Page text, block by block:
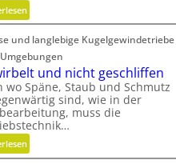
:
K
u
n
s
t
s
t
o
f
f
und langlebige
und nicht geschliffen
wo Späne, Staub und Schmutz
sind, wie in der
muss die
:
G